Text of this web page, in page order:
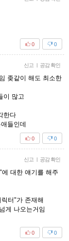
0
0
신고 | 공감 확인
좆같이 해도 최소한
이 많고
한다
들인데
0
0
신고 | 공감 확인
대한 얘기를 해주
터"가 존재해
게 나오는거임
0
0